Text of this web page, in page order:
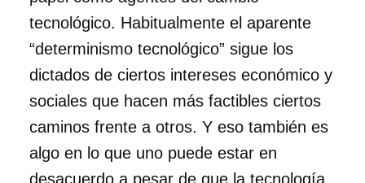
tecnológico. Habitualmente el aparente
“determinismo tecnológico” sigue los
dictados de ciertos intereses económico y
sociales que hacen más factibles ciertos
caminos frente a otros. Y eso también es
algo en lo que uno puede estar en
desacuerdo a pesar de que la tecnología